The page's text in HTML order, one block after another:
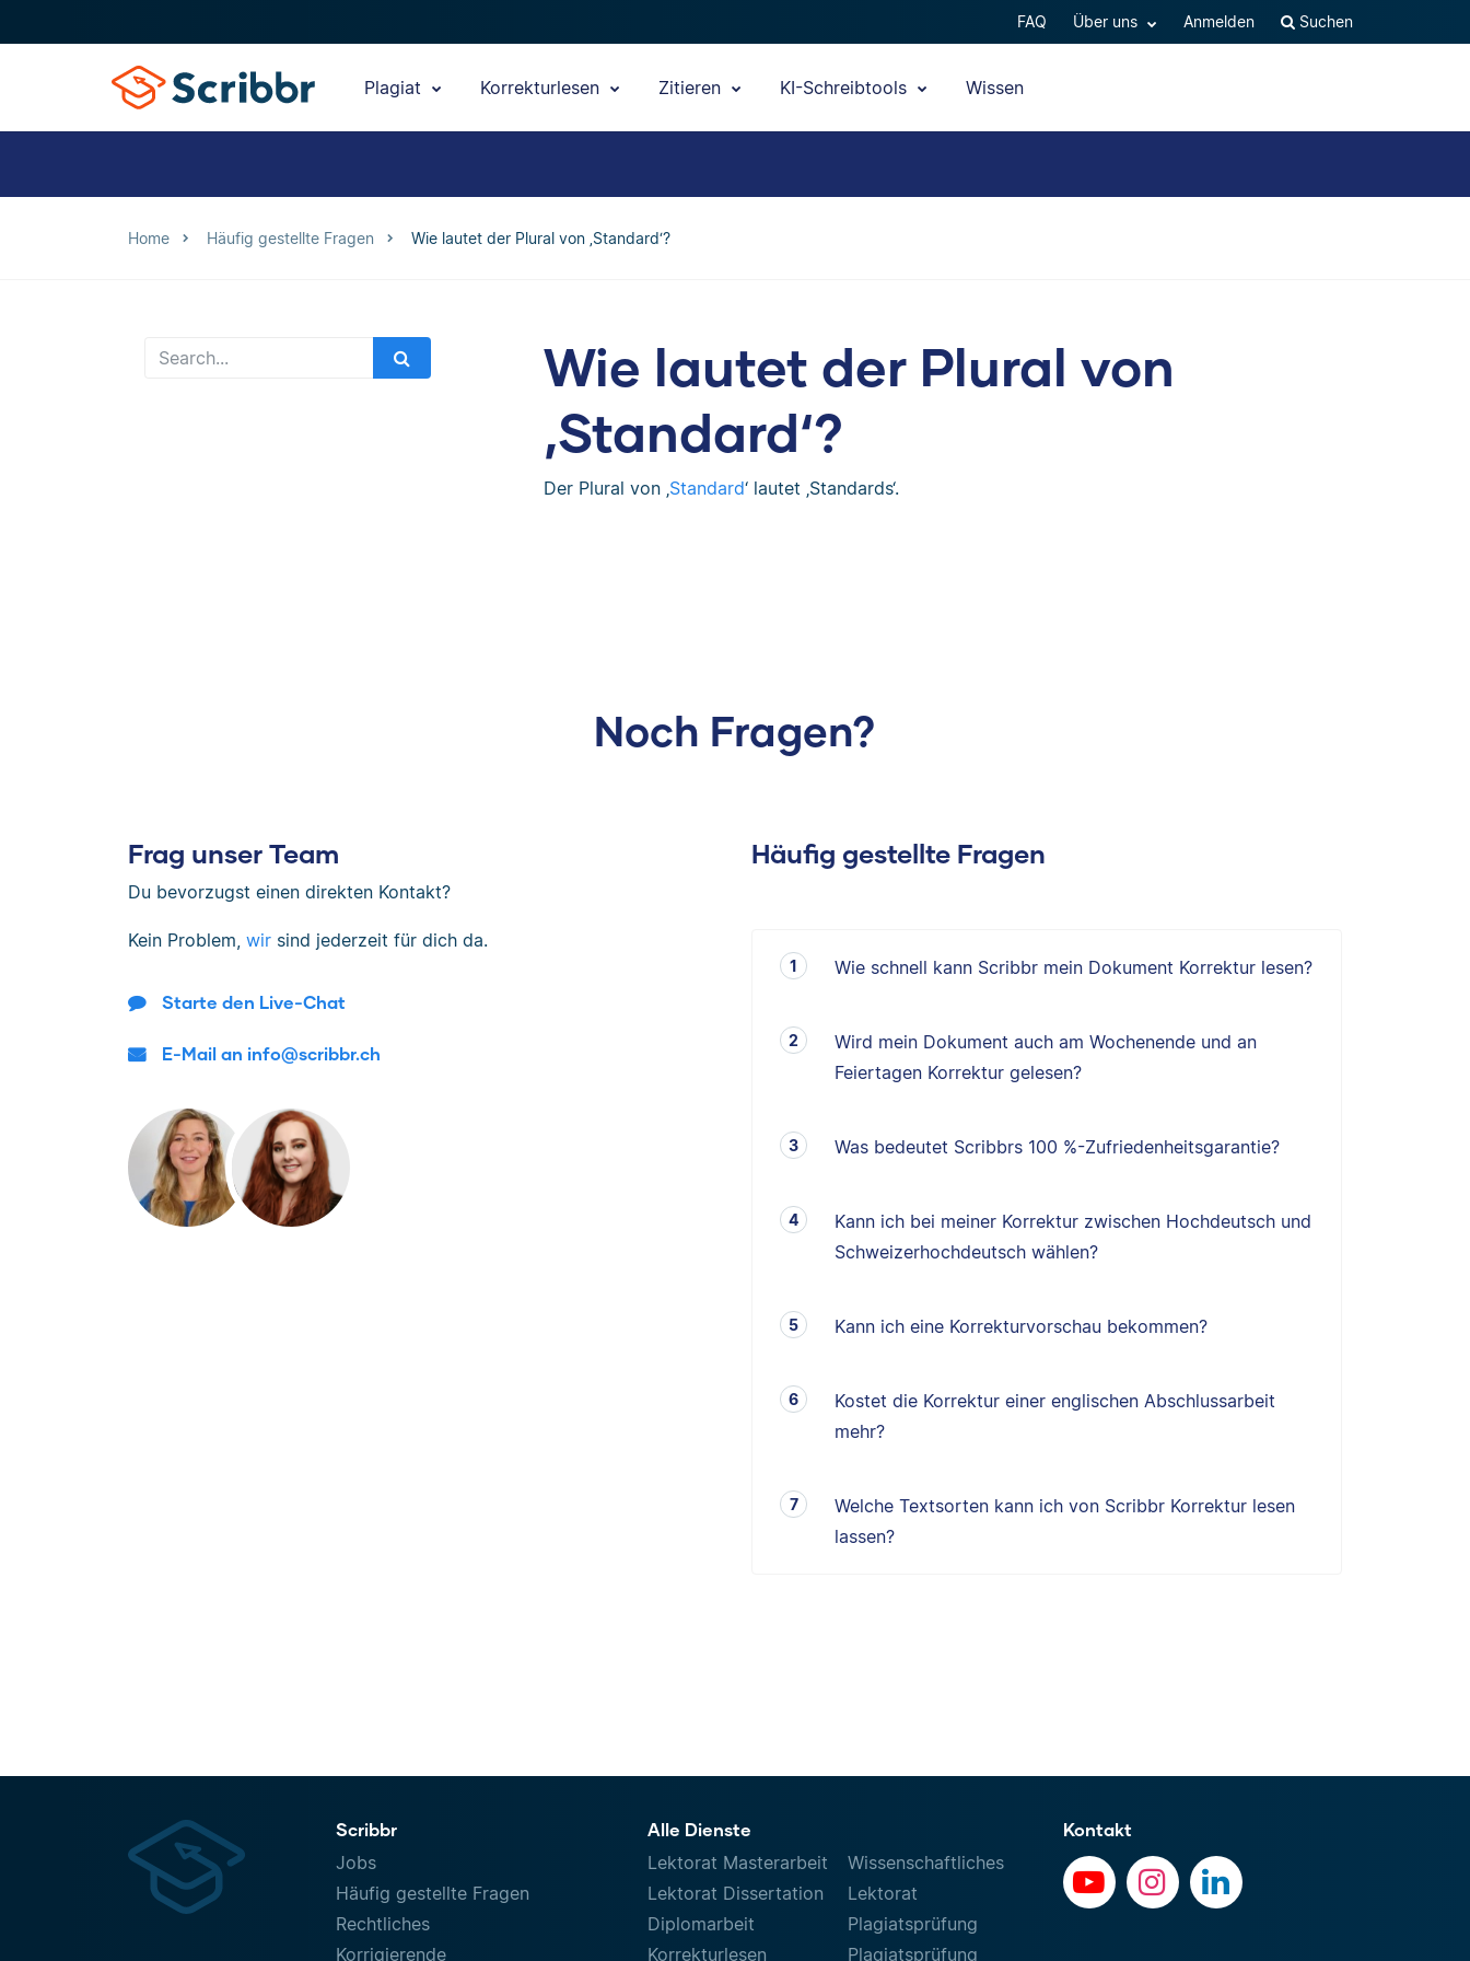
FAQ Über uns Anmelden Suchen
Plagiat Korrekturlesen Zitieren KI-Schreibtools Wissen
Home Häufig gestellte Fragen Wie lautet der Plural von ‚Standard‘?
Wie lautet der Plural von
‚Standard‘?
Der Plural von ‚Standard‘ lautet ‚Standards‘.
Noch Fragen?
Frag unser Team
Du bevorzugst einen direkten Kontakt?
Kein Problem, wir sind jederzeit für dich da.
Starte den Live-Chat
E-Mail an info@scribbr.ch
Häufig gestellte Fragen
Wie schnell kann Scribbr mein Dokument Korrektur lesen?
Wird mein Dokument auch am Wochenende und an
Feiertagen Korrektur gelesen?
Was bedeutet Scribbrs 100 %-Zufriedenheitsgarantie?
Kann ich bei meiner Korrektur zwischen Hochdeutsch und
Schweizerhochdeutsch wählen?
Kann ich eine Korrekturvorschau bekommen?
Kostet die Korrektur einer englischen Abschlussarbeit
mehr?
Welche Textsorten kann ich von Scribbr Korrektur lesen
lassen?
Scribbr
Jobs
Häufig gestellte Fragen
Rechtliches
Korrigierende
Alle Dienste
Lektorat Masterarbeit
Lektorat Dissertation
Diplomarbeit
Korrekturlesen
Wissenschaftliches
Lektorat
Plagiatsprüfung
Plagiatsprüfung
Kontakt